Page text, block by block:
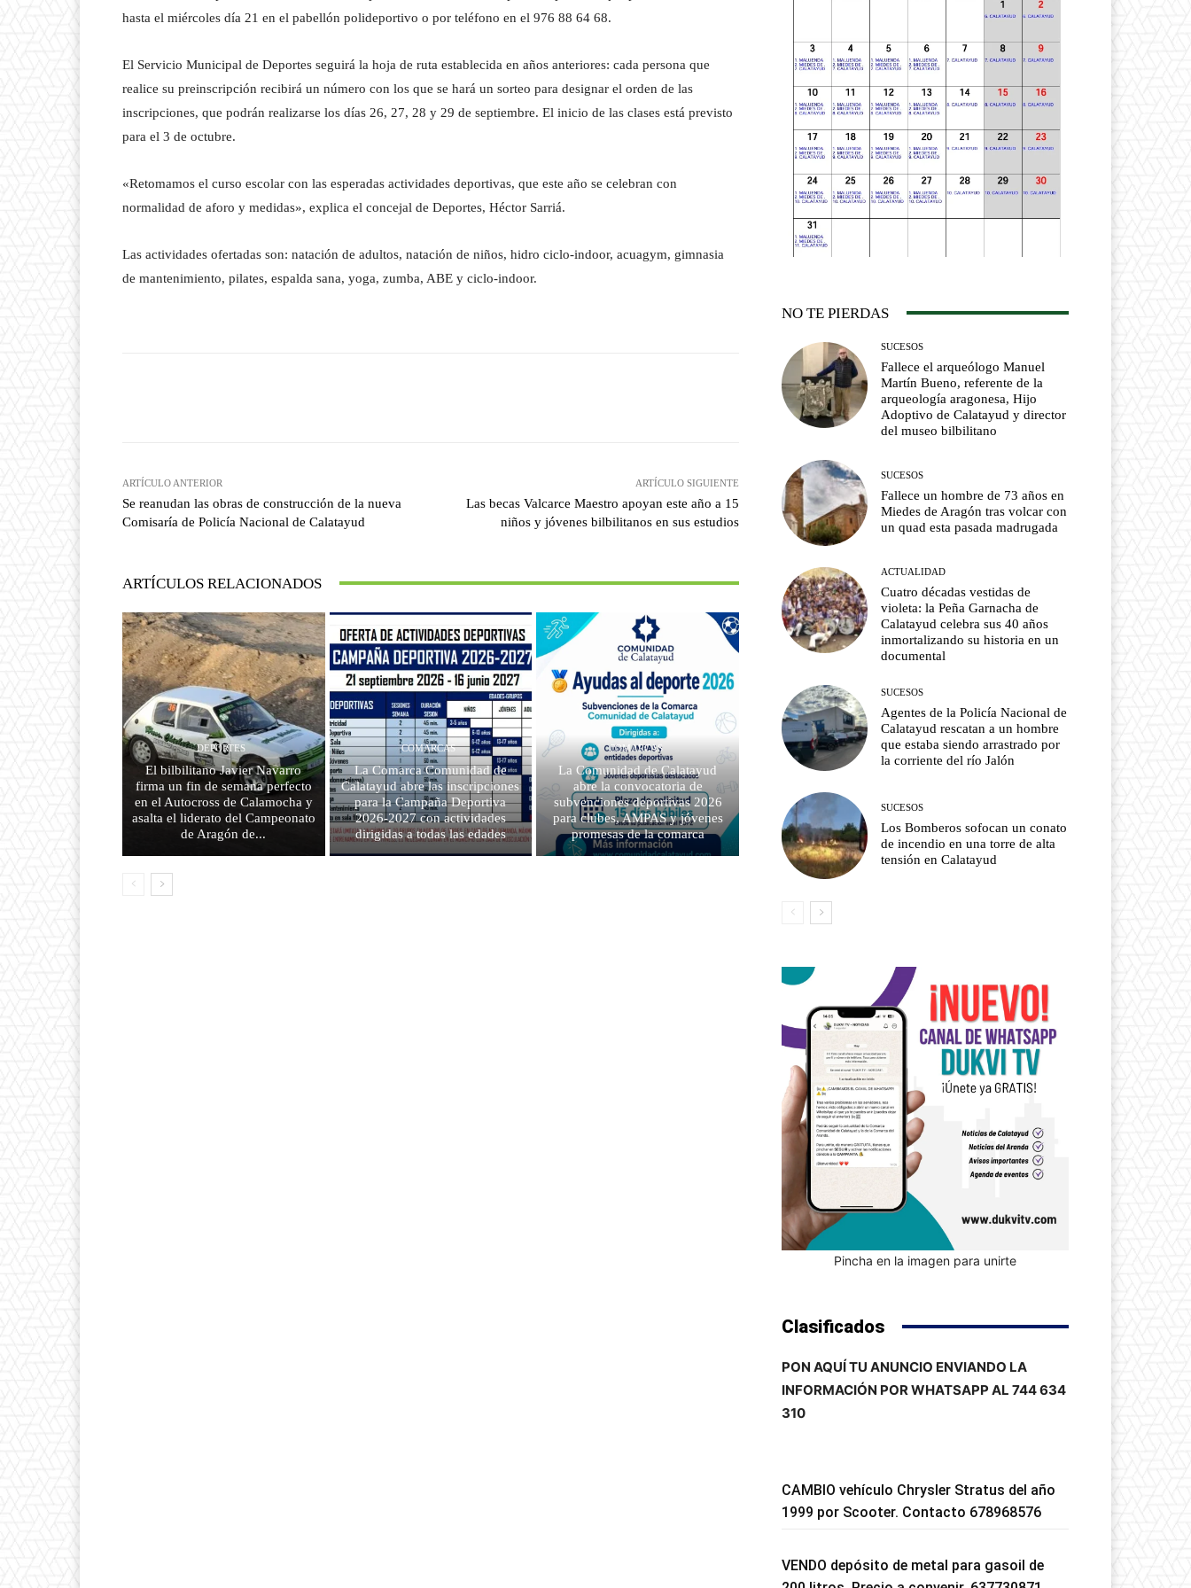
hasta el miércoles día 21 en el pabellón polideportivo o por teléfono en el 976 88 64 68.
El Servicio Municipal de Deportes seguirá la hoja de ruta establecida en años anteriores: cada persona que
realice su preinscripción recibirá un número con los que se hará un sorteo para designar el orden de las
inscripciones, que podrán realizarse los días 26, 27, 28 y 29 de septiembre. El inicio de las clases está previsto
para el 3 de octubre.
«Retomamos el curso escolar con las esperadas actividades deportivas, que este año se celebran con
normalidad de aforo y medidas», explica el concejal de Deportes, Héctor Sarriá.
Las actividades ofertadas son: natación de adultos, natación de niños, hidro ciclo-indoor, acuagym, gimnasia
de mantenimiento, pilates, espalda sana, yoga, zumba, ABE y ciclo-indoor.
ARTÍCULO ANTERIOR
Se reanudan las obras de construcción de la nueva
Comisaría de Policía Nacional de Calatayud
ARTÍCULO SIGUIENTE
Las becas Valcarce Maestro apoyan este año a 15
niños y jóvenes bilbilitanos en sus estudios
ARTÍCULOS RELACIONADOS
DEPORTES
El bilbilitano Javier Navarro
firma un fin de semana perfecto
en el Autocross de Calamocha y
asalta el liderato del Campeonato
de Aragón de...
COMARCAS
La Comarca Comunidad de
Calatayud abre las inscripciones
para la Campaña Deportiva
2026-2027 con actividades
dirigidas a todas las edades
COMARCAS
La Comunidad de Calatayud
abre la convocatoria de
subvenciones deportivas 2026
para clubes, AMPAS y jóvenes
promesas de la comarca
NO TE PIERDAS
SUCESOS
Fallece el arqueólogo Manuel
Martín Bueno, referente de la
arqueología aragonesa, Hijo
Adoptivo de Calatayud y director
del museo bilbilitano
SUCESOS
Fallece un hombre de 73 años en
Miedes de Aragón tras volcar con
un quad esta pasada madrugada
ACTUALIDAD
Cuatro décadas vestidas de
violeta: la Peña Garnacha de
Calatayud celebra sus 40 años
inmortalizando su historia en un
documental
SUCESOS
Agentes de la Policía Nacional de
Calatayud rescatan a un hombre
que estaba siendo arrastrado por
la corriente del río Jalón
SUCESOS
Los Bomberos sofocan un conato
de incendio en una torre de alta
tensión en Calatayud
Pincha en la imagen para unirte
Clasificados
PON AQUÍ TU ANUNCIO ENVIANDO LA
INFORMACIÓN POR WHATSAPP AL 744 634
310
CAMBIO vehículo Chrysler Stratus del año
1999 por Scooter. Contacto 678968576
VENDO depósito de metal para gasoil de